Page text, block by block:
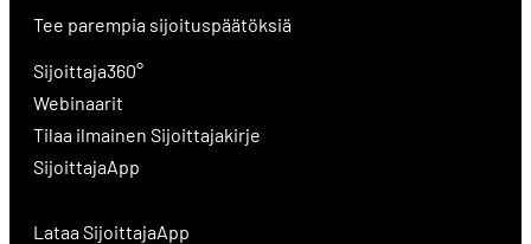
Tee parempia sijoituspäätöksiä
Sijoittaja360°
Webinaarit
Tilaa ilmainen Sijoittajakirje
SijoittajaApp
Lataa SijoittajaApp